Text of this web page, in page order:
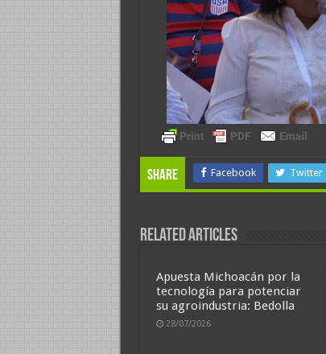
Share Facebook Twitter
Related Articles
Apuesta Michoacán por la
tecnología para potenciar
su agroindustria: Bedolla
28/07/2026